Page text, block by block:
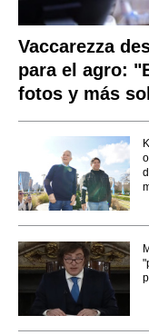
Vaccarezza
para el agro:
fotos y más